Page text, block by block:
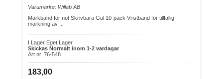
Varumärke: Willab AB
Märkband för nöt Skrivbara Gul 10-pack Vristband för tillfällig
märkning av ...
I Lager Eget Lager
Skickas Normalt inom 1-2 vardagar
Art nr. 76-548
183,00